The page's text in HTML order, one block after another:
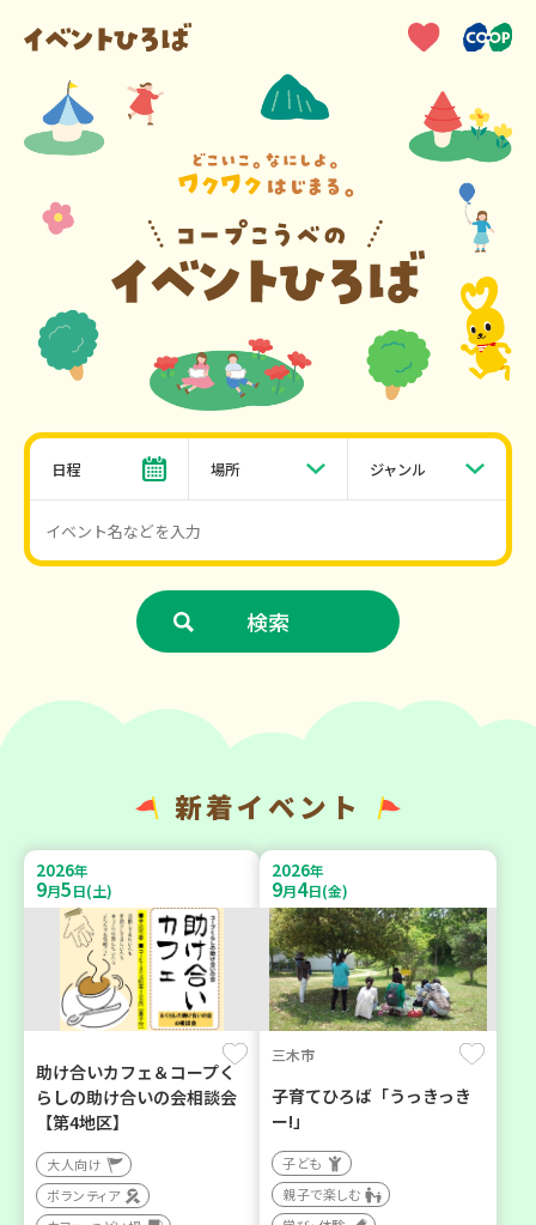
日程 場所 ジャンル
新着イベント
2026年
9月5日(土)
助け合いカフェ＆コープく
らしの助け合いの会相談会
【第4地区】
大人向け
ボランティア
2026年
9月4日(金)
三木市
子育てひろば「うっきっき
ー!」
子ども
親子で楽しむ